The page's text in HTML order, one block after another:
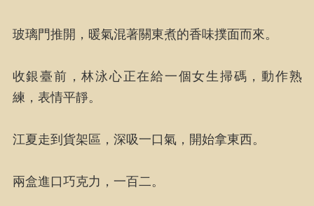
玻璃門推開，暖氣混著關東煮的香味撲面而來。
收銀臺前，林泳心正在給一個女生掃碼，動作熟
練，表情平靜。
江夏走到貨架區，深吸一口氣，開始拿東西。
兩盒進口巧克力，一百二。